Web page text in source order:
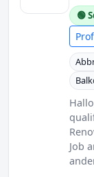
🟢
Job